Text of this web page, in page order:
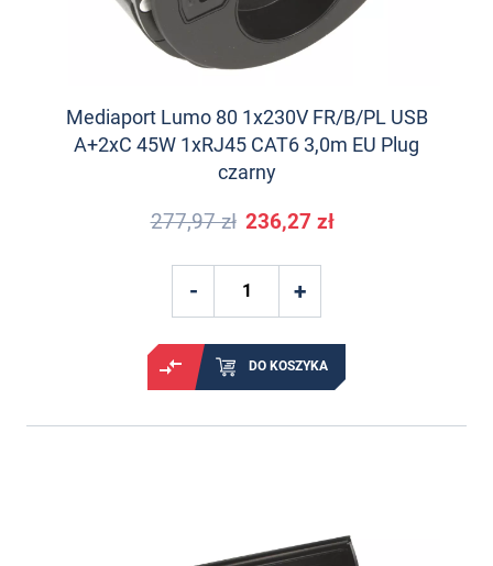
Mediaport Lumo 80 1x230V FR/B/PL USB
A+2xC 45W 1xRJ45 CAT6 3,0m EU Plug
czarny
277,97 zł 236,27 zł
DO KOSZYKA